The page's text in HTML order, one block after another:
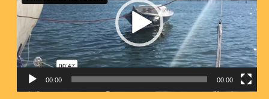
00:00 00:00